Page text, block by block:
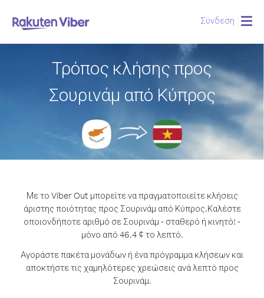
Σύνδεση
Τρόπος κλήσης προς
Σουρινάμ από Κύπρος
Με το Viber Out μπορείτε να πραγματοποιείτε κλήσεις
άριστης ποιότητας προς Σουρινάμ από Κύπρος.Καλέστε
οποιονδήποτε αριθμό σε Σουρινάμ - σταθερό ή κινητό! -
μόνο από 46.4 ¢ το λεπτό.
Αγοράστε πακέτα μονάδων ή ένα πρόγραμμα κλήσεων και
αποκτήστε τις χαμηλότερες χρεώσεις ανά λεπτό προς
Σουρινάμ.